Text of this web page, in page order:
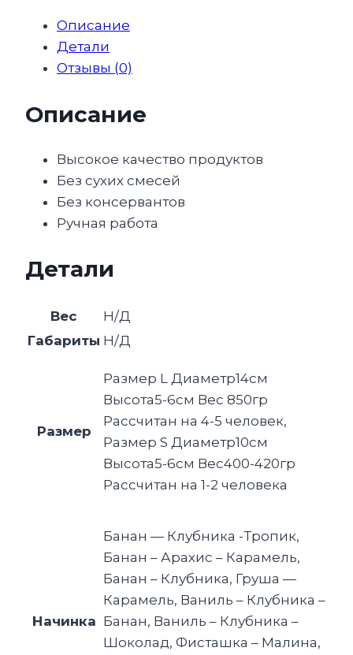
на
странице
товара.
Описание
Детали
Отзывы (0)
Описание
Высокое качество продуктов
Без сухих смесей
Без консервантов
Ручная работа
Детали
Вес
Н/Д
Габариты Н/Д
Размер
Размер L Диаметр14см
Высота5-6см Вес 850гр
Рассчитан на 4-5 человек,
Размер S Диаметр10см
Высота5-6см Вес400-420гр
Рассчитан на 1-2 человека
Начинка
Банан — Клубника -Тропик,
Банан – Арахис – Карамель,
Банан – Клубника, Груша —
Карамель, Ваниль – Клубника –
Банан, Ваниль – Клубника –
Шоколад, Фисташка – Малина,